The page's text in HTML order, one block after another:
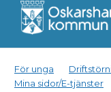
För unga
Mina sidor/E-tjänster